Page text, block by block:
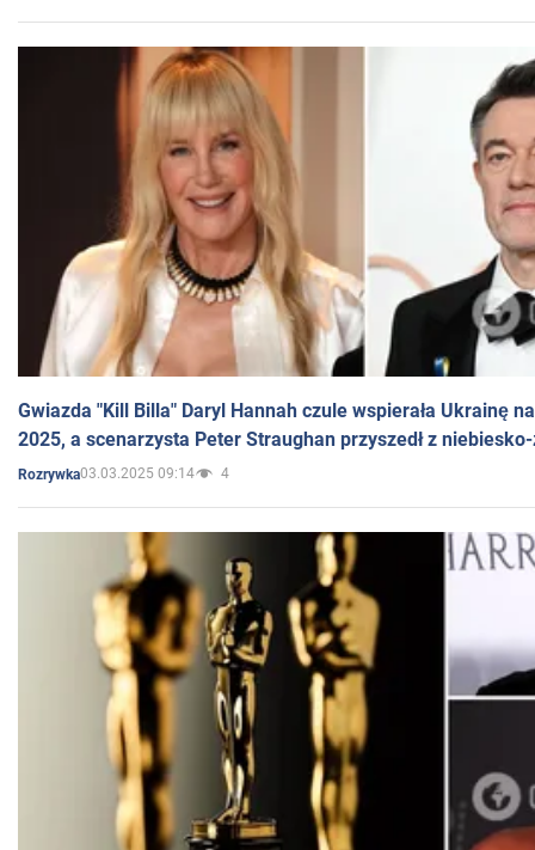
Gwiazda "Kill Billa" Daryl Hannah czule wspierała Ukrainę
2025, a scenarzysta Peter Straughan przyszedł z
Rozrywka03.03.2025 09:14 4